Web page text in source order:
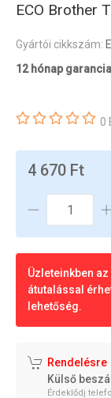
ECO Brother
Gyártói cikkszám:
12 hónap garancia
0
4 670 Ft
Üzleteinkben
átutalással
lehetőség.
Rendelésre
Külső
Érdeklődj